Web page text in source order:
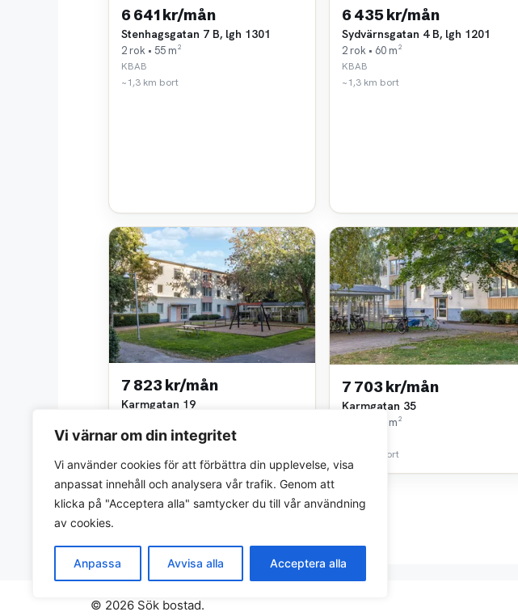
Vi värnar om din integritet
Vi använder cookies för att förbättra din upplevelse, visa
anpassat innehåll och analysera vår trafik. Genom att
klicka på "Acceptera alla" samtycker du till vår användning
av cookies.
Anpassa Avvisa alla Acceptera alla
6 641 kr/mån
Stenhagsgatan 7 B, lgh 1301
2 rok • 55 m²
KBAB
~1,3 km bort
6 435 kr/mån
Sydvärnsgatan 4 B, lgh 1201
2 rok • 60 m²
KBAB
~1,3 km bort
7 823 kr/mån
Karmgatan 19
Willhem
7 703 kr/mån
Karmgatan 35
3 rok • 87 m²
~1,5 km bort
© 2026 Sök bostad.